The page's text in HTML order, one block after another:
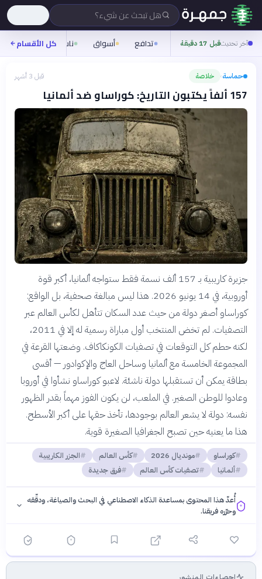
هل تبحث عن شيء؟
آخر تحديثقبل 17 دقيقة تدافع أسواق ناس روح
كل الأقسام
حماسة› خلاصة قبل 3 أشهر
157 ألفاً يكتبون التاريخ: كوراساو ضد ألمانيا
جزيرة كاريبية بـ 157 ألف نسمة فقط ستواجه ألمانيا، أكبر قوة
أوروبية، في 14 يونيو 2026. هذا ليس مبالغة صحفية، بل الواقع:
كوراساو أصغر دولة من حيث عدد السكان تتأهل لكأس العالم عبر
التصفيات. لم تخض المنتخب أول مباراة رسمية له إلا في 2011،
لكنه حطم كل التوقعات في تصفيات الكونكاكاف. وضعتها القرعة في
المجموعة الخامسة مع ألمانيا وساحل العاج والإكوادور — أقسى
بطاقة يمكن أن تستقبلها دولة ناشئة. لاعبو كوراساو نشأوا في أوروبا
وعادوا للوطن الصغير. في الملعب، لن يكون الفوز مهماً بقدر الظهور
نفسه: دولة لا يشعر العالم بوجودها، تأخذ حقها على أكبر الأسطح.
هذا ما يعنيه حين تصبح الجغرافيا الصغيرة قوية.
كوراساو مونديال 2026 كأس العالم
الجزر الكاريبية
ألمانيا
تصفيات كأس العالم فرق جديدة
أُعدّ هذا المحتوى بمساعدة الذكاء الاصطناعي في البحث والصياغة، ودقّقه
وحرّره فريقنا.
إحصاءات المنشور